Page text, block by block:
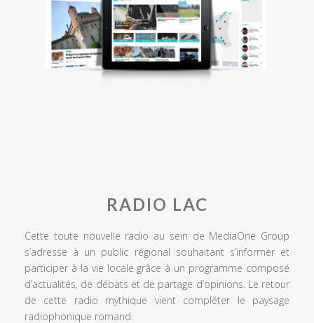
RADIO LAC
Cette toute nouvelle radio au sein de MediaOne Group
s’adresse à un public régional souhaitant s’informer et
participer à la vie locale grâce à un programme composé
d’actualités, de débats et de partage d’opinions. Le retour
de cette radio mythique vient compléter le paysage
radiophonique romand.